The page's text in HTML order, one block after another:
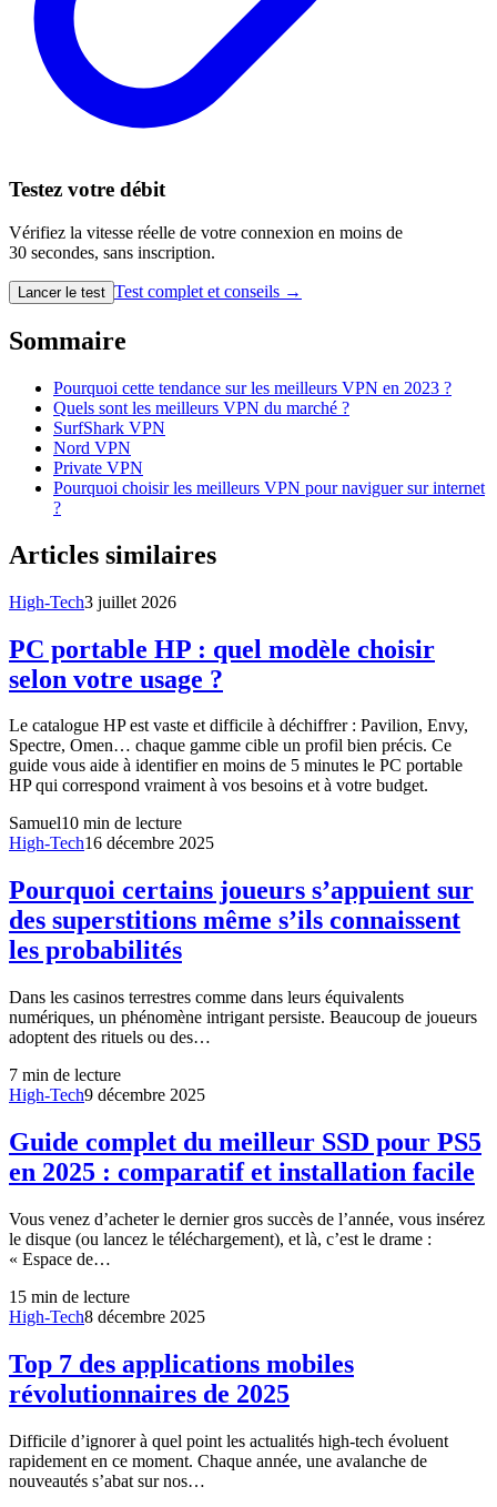
Testez votre débit
Vérifiez la vitesse réelle de votre connexion en moins de
30 secondes, sans inscription.
Lancer le test Test complet et conseils →
Sommaire
Pourquoi cette tendance sur les meilleurs VPN en 2023 ?
Quels sont les meilleurs VPN du marché ?
SurfShark VPN
Nord VPN
Private VPN
Pourquoi choisir les meilleurs VPN pour naviguer sur internet
?
Articles similaires
High-Tech3 juillet 2026
PC portable HP : quel modèle choisir
selon votre usage ?
Le catalogue HP est vaste et difficile à déchiffrer : Pavilion, Envy,
Spectre, Omen… chaque gamme cible un profil bien précis. Ce
guide vous aide à identifier en moins de 5 minutes le PC portable
HP qui correspond vraiment à vos besoins et à votre budget.
Samuel10 min de lecture
High-Tech16 décembre 2025
Pourquoi certains joueurs s’appuient sur
des superstitions même s’ils connaissent
les probabilités
Dans les casinos terrestres comme dans leurs équivalents
numériques, un phénomène intrigant persiste. Beaucoup de joueurs
adoptent des rituels ou des…
7 min de lecture
High-Tech9 décembre 2025
Guide complet du meilleur SSD pour PS5
en 2025 : comparatif et installation facile
Vous venez d’acheter le dernier gros succès de l’année, vous insérez
le disque (ou lancez le téléchargement), et là, c’est le drame :
« Espace de…
15 min de lecture
High-Tech8 décembre 2025
Top 7 des applications mobiles
révolutionnaires de 2025
Difficile d’ignorer à quel point les actualités high-tech évoluent
rapidement en ce moment. Chaque année, une avalanche de
nouveautés s’abat sur nos…